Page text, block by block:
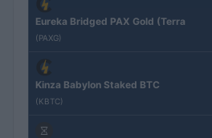
Eureka Bridged PAX Gold (Terra
(PAXG)
Kinza Babylon Staked BTC
(KBTC)